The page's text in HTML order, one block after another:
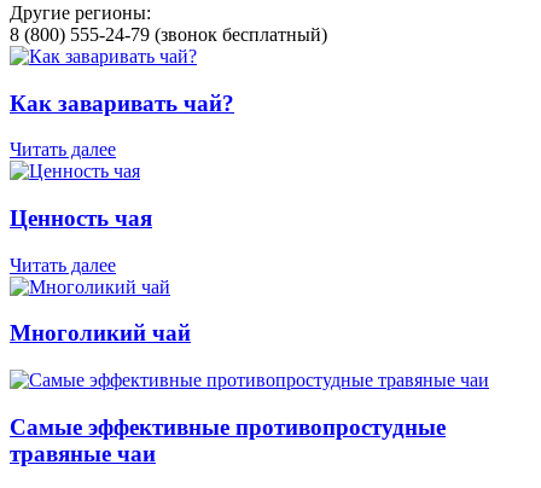
Другие регионы:
8 (800) 555-24-79 (звонок бесплатный)
Как заваривать чай?
Читать далее
Ценность чая
Читать далее
Многоликий чай
Самые эффективные противопростудные
травяные чаи